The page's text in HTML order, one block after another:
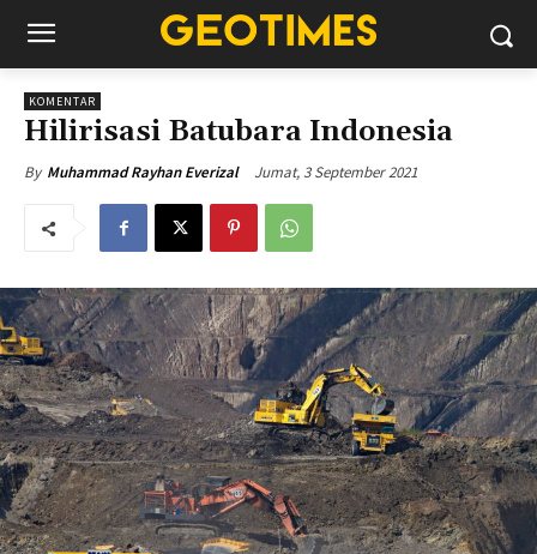
KOMENTAR
Hilirisasi Batubara Indonesia
By Muhammad Rayhan Everizal Jumat, 3 September 2021